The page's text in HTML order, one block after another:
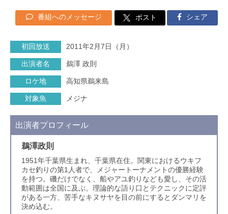
番組へのメッセージ ポスト シェア
初回放送 2011年2月7日（月）
出演者名 鵜澤 政則
ロケ地 高知県鵜来島
対象魚 メジナ
出演者プロフィール
鵜澤政則
1951年千葉県生まれ、千葉県在住。関東におけるウキフ
カセ釣りの第1人者で、メジャートーナメントの優勝経験
を持つ。磯だけでなく、船やアユ釣りなども愛し、その活
動範囲は全国に及ぶ。理論的な語り口とテクニックに定評
がある一方、苦手なキヌサヤを目の前にするとダンマリを
決め込む。